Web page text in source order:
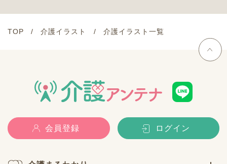
TOP 介護イラスト 介護イラスト一覧
会員登録 ログイン